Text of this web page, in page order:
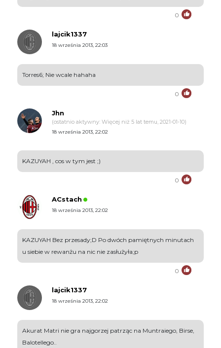
0
lajcik1337
18 września 2013, 22:03
Torres6; Nie wcale hahaha
0
Jhn
(ostatnio aktywny: Więcej niż 5 lat temu, 2021-01-10)
18 września 2013, 22:02
KAZUYAH , cos w tym jest ;)
0
ACstach
18 września 2013, 22:02
KAZUYAH Bez przesady;D Po dwóch pamiętnych minutach
u siebie w rewanżu na nic nie zasłużyła;p
0
lajcik1337
18 września 2013, 22:02
Akurat Matri nie gra najgorzej patrząc na Muntraiego, Birse,
Balotellego..